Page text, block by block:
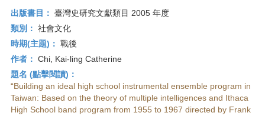
出版書目： 臺灣史研究文獻類目 2005 年度
類別： 社會文化
時期(主題)： 戰後
作者： Chi, Kai-ling Catherine
題名 (點擊閱讀)：
“Building an ideal high school instrumental ensemble program in
Taiwan: Based on the theory of multiple intelligences and Ithaca
High School band program from 1955 to 1967 directed by Frank